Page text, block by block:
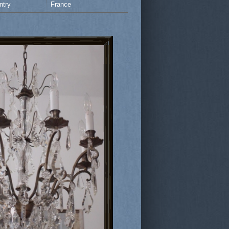
France